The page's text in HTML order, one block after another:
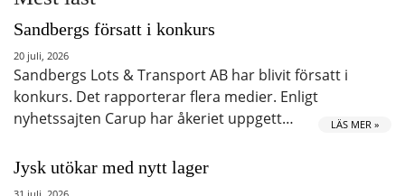
Sandbergs försatt i konkurs
20 juli, 2026
Sandbergs Lots & Transport AB har blivit försatt i
konkurs. Det rapporterar flera medier. Enligt
nyhetssajten Carup har åkeriet uppgett…
LÄS MER »
Jysk utökar med nytt lager